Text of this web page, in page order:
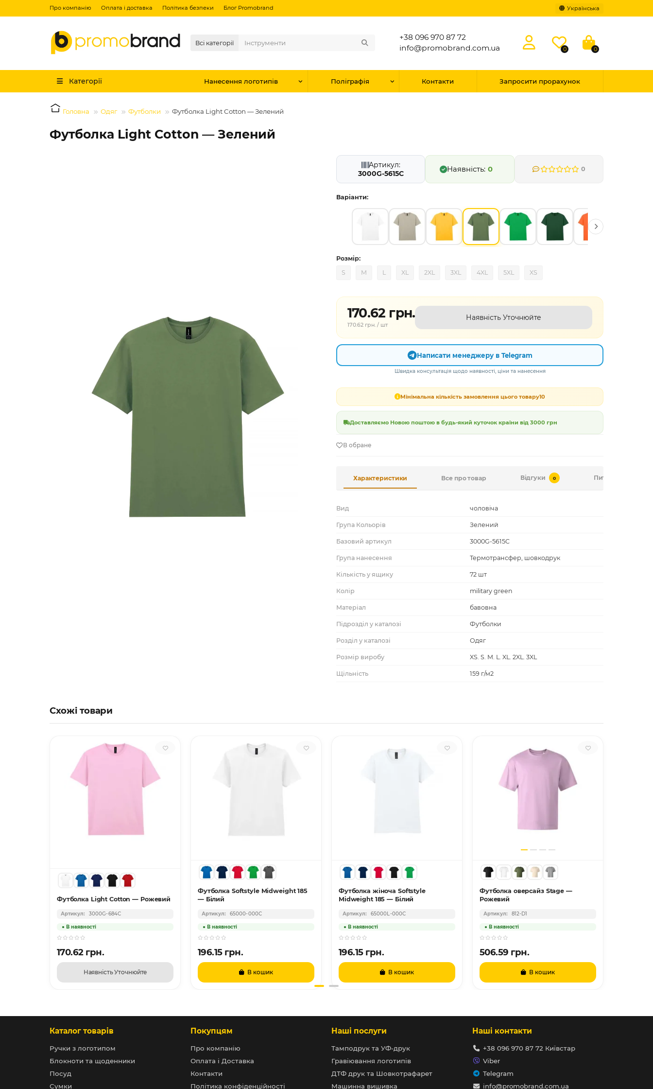
Про компанію Оплата і доставка Політика безпеки Блог Promobrand Українська
Всі категорії
+38 096 970 87 72
info@promobrand.com.ua
0 0
Категорії Нанесення логотипів Поліграфія Контакти Запросити прорахунок
Головна Одяг Футболки Футболка Light Cotton — Зелений
Футболка Light Cotton — Зелений
Артикул:
3000G-5615C
0 0
Варіанти:
Розмір:
S
M L XL 2XL 3XL 4XL 5XL XS
170.62 грн.
170.62 грн. / шт
Наявність Уточнюйте
Написати менеджеру в Telegram
Швидка консультація щодо наявності, ціни та нанесення
Мінімальна кількість замовлення цього товару10
Доставляємо Новою поштою в будь-який куточок країни від 3000 грн
В обране
Характеристики Все про товар Відгуки 0 Питання-
Вид чоловіча
Група Кольорів Зелений
Базовий артикул 3000G-5615C
Група нанесення Термотрансфер, шовкодрук
Кількість у ящику 72 шт
Колір military green
Матеріал бавовна
Підрозділ у каталозі Футболки
Розділ у каталозі Одяг
Розмір виробу XS. S. M. L. XL. 2XL. 3XL
Щільність 159 г/м2
Схожі товари
Футболка Light Cotton — Рожевий
3000G-684C
170.62 грн.
Наявність Уточнюйте
Футболка Softstyle Midweight 185
— Білий
65000-000C
196.15 грн.
В кошик
Футболка жіноча Softstyle
Midweight 185 — Білий
65000L-000C
196.15 грн.
В кошик
Футболка оверсайз Stage —
Рожевий
812-D1
506.59 грн.
В кошик
Каталог товарів
Ручки з логотипом
Блокноти та щоденники
Посуд
Сумки
Покупцям
Про компанію
Оплата і Доставка
Контакти
Політика конфіденційності
Наші послуги
Тамподрук та УФ-друк
Гравіювання логотипів
ДТФ друк та Шовкотрафарет
Машинна вишивка
Наші контакти
+38 096 970 87 72 Київстар
Viber
Telegram
info@promobrand.com.ua